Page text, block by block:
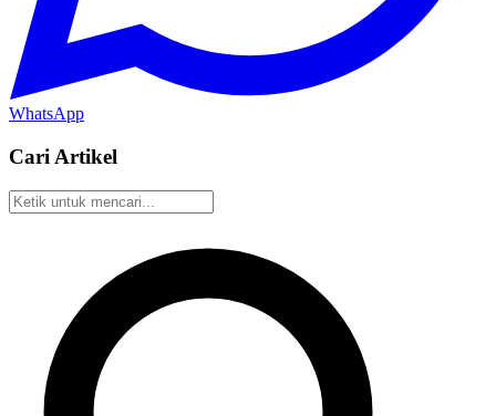
WhatsApp
Cari Artikel